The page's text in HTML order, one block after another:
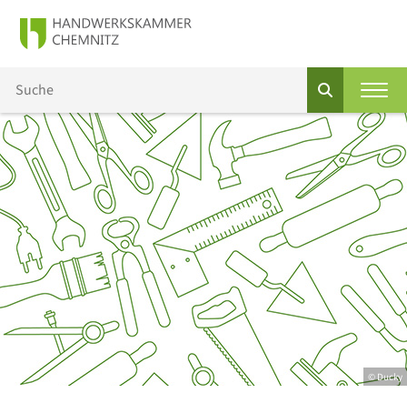
© Ducky